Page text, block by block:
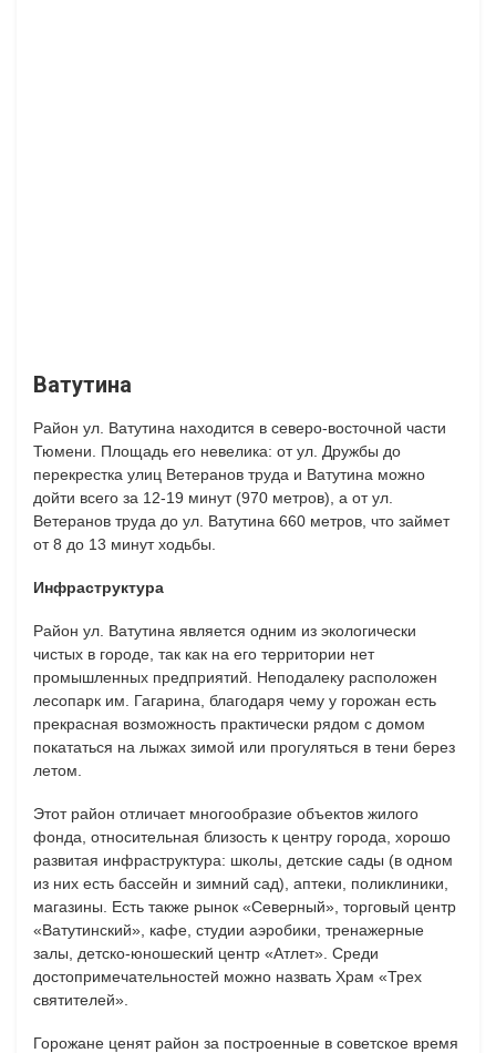
Ватутина
Район ул. Ватутина находится в северо-восточной части
Тюмени. Площадь его невелика: от ул. Дружбы до
перекрестка улиц Ветеранов труда и Ватутина можно
дойти всего за 12-19 минут (970 метров), а от ул.
Ветеранов труда до ул. Ватутина 660 метров, что займет
от 8 до 13 минут ходьбы.
Инфраструктура
Район ул. Ватутина является одним из экологически
чистых в городе, так как на его территории нет
промышленных предприятий. Неподалеку расположен
лесопарк им. Гагарина, благодаря чему у горожан есть
прекрасная возможность практически рядом с домом
покататься на лыжах зимой или прогуляться в тени берез
летом.
Этот район отличает многообразие объектов жилого
фонда, относительная близость к центру города, хорошо
развитая инфраструктура: школы, детские сады (в одном
из них есть бассейн и зимний сад), аптеки, поликлиники,
магазины. Есть также рынок «Северный», торговый центр
«Ватутинский», кафе, студии аэробики, тренажерные
залы, детско-юношеский центр «Атлет». Среди
достопримечательностей можно назвать Храм «Трех
святителей».
Горожане ценят район за построенные в советское время